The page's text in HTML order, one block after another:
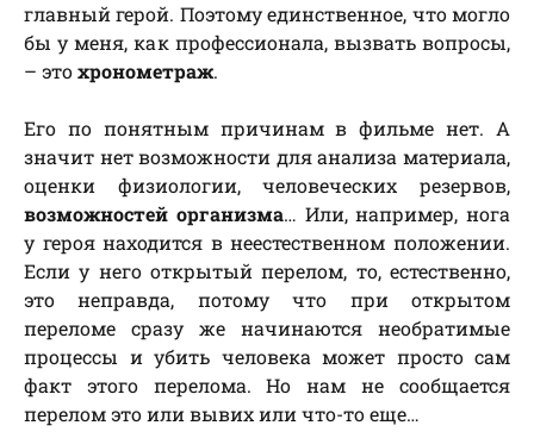
главный герой. Поэтому единственное, что могло
бы у меня, как профессионала, вызвать вопросы,
– этохронометраж.
Его по понятным причинам в фильме нет. А
значит нет возможности для анализа материала,
оценки физиологии, человеческих резервов,
возможностей организма… Или, например, нога
у героя находится в неестественном положении.
Если у него открытый перелом, то, естественно,
это неправда, потому что при открытом
переломе сразу же начинаются необратимые
процессы и убить человека может просто сам
факт этого перелома. Но нам не сообщается
перелом это или вывих или что-то еще…